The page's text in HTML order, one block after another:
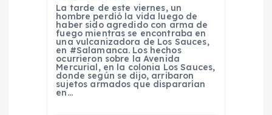
La tarde de este viernes, un
hombre perdió la vida luego de
haber sido agredido con arma de
fuego mientras se encontraba en
una vulcanizadora de Los Sauces,
en #Salamanca. Los hechos
ocurrieron sobre la Avenida
Mercurial, en la colonia Los Sauces,
donde según se dijo, arribaron
sujetos armados que dispararían
en…